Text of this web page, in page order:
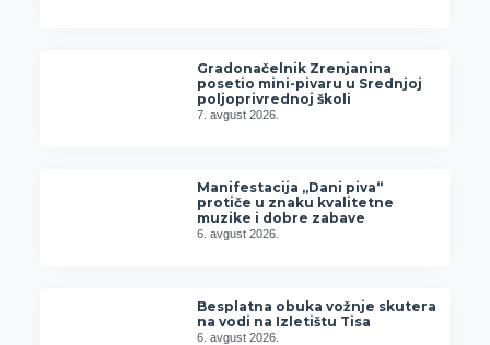
Gradonačelnik Zrenjanina
posetio mini-pivaru u Srednjoj
poljoprivrednoj školi
7. avgust 2026.
Manifestacija „Dani piva“
protiče u znaku kvalitetne
muzike i dobre zabave
6. avgust 2026.
Besplatna obuka vožnje skutera
na vodi na Izletištu Tisa
6. avgust 2026.